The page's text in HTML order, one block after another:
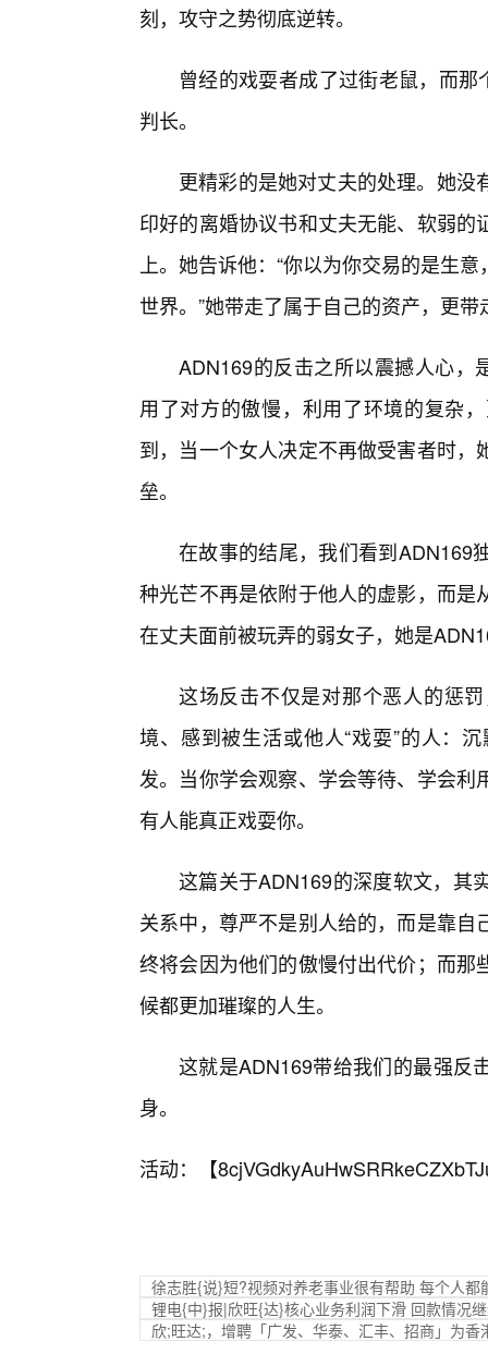
刻，攻守之势彻底逆转。
曾经的戏耍者成了过街老鼠，而
判长。
更精彩的是她对丈夫的处理。她
印好的离婚协议书和丈夫无能、软弱
上。她告诉他：“你以为你交易的是生
世界。”她带走了属于自己的资产，更
ADN169的反击之所以震撼人心，
用了对方的傲慢，利用了环境的复杂
到，当一个女人决定不再做受害者时
垒。
在故事的结尾，我们看到ADN169
种光芒不再是依附于他人的虚影，而
在丈夫面前被玩弄的弱女子，她是
这场反击不仅是对那个恶人的惩
境、感到被生活或他人“戏耍”的人：
发。当你学会观察、学会等待、学会
有人能真正戏耍你。
这篇关于ADN169的深度软文，其
关系中，尊严不是别人给的，而是靠
终将会因为他们的傲慢付出代价；而
候都更加璀璨的人生。
这就是ADN169带给我们的最强
身。
活动：【
徐志胜{说}短?视频对养老事业很有帮助 每个人都
锂电{中}报|欣旺{达}核心业务利润下滑 回款情况
欣;旺达;，增聘「广发、华泰、汇丰、招商」为香